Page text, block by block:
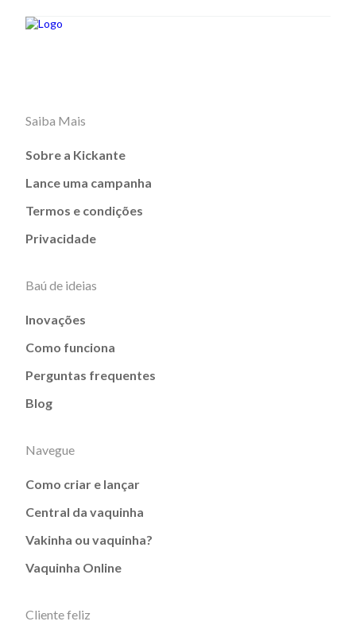
Saiba Mais
Sobre a Kickante
Lance uma campanha
Termos e condições
Privacidade
Baú de ideias
Inovações
Como funciona
Perguntas frequentes
Blog
Navegue
Como criar e lançar
Central da vaquinha
Vakinha ou vaquinha?
Vaquinha Online
Cliente feliz